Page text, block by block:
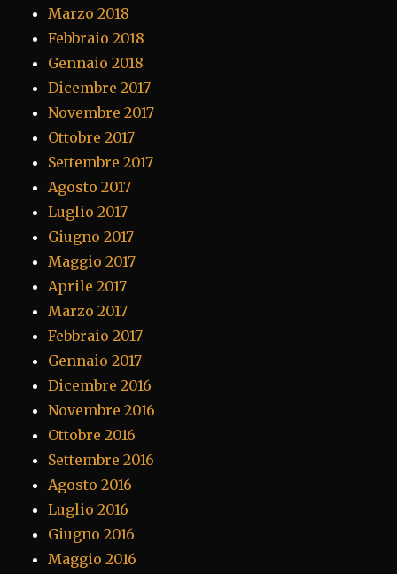
Marzo 2018
Febbraio 2018
Gennaio 2018
Dicembre 2017
Novembre 2017
Ottobre 2017
Settembre 2017
Agosto 2017
Luglio 2017
Giugno 2017
Maggio 2017
Aprile 2017
Marzo 2017
Febbraio 2017
Gennaio 2017
Dicembre 2016
Novembre 2016
Ottobre 2016
Settembre 2016
Agosto 2016
Luglio 2016
Giugno 2016
Maggio 2016